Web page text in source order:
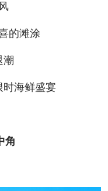
的滩涂
海鲜盛宴